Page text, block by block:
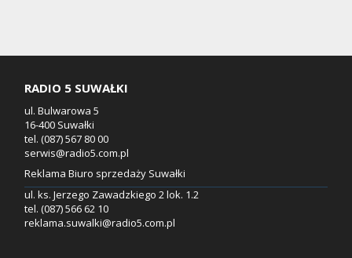
RADIO 5 SUWAŁKI
ul. Bulwarowa 5
16-400 Suwałki
tel. (087) 567 80 00
serwis@radio5.com.pl
Reklama Biuro sprzedaży Suwałki
ul. ks. Jerzego Zawadzkiego 2 lok. 1.2
tel. (087) 566 62 10
reklama.suwalki@radio5.com.pl